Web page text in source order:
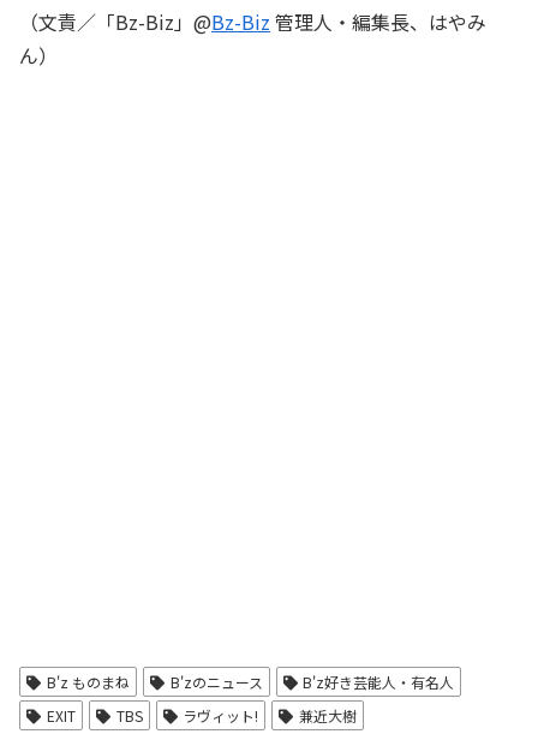
（文責／「Bz-Biz」@Bz-Biz 管理人・編集長、はやみ
ん）
B'z ものまね B'zのニュース
B'z好き芸能人・有名人
EXIT
TBS ラヴィット! 兼近大樹